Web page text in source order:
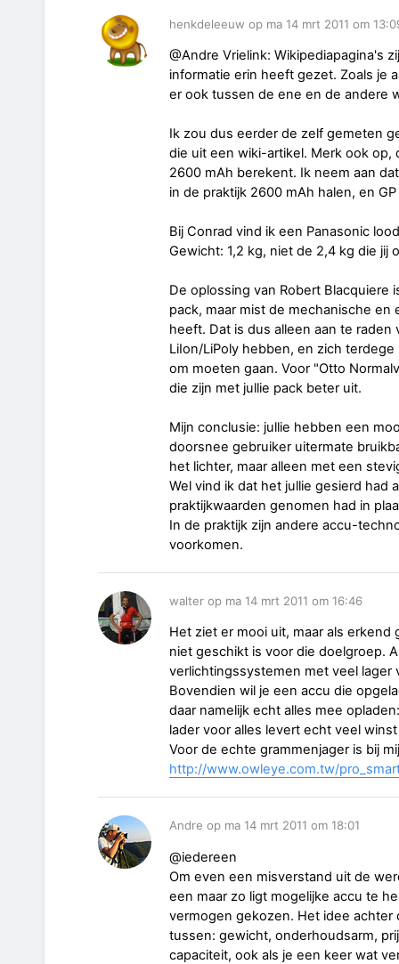
henkdeleeuw op ma 14 mrt 2011 om
@Andre Vrielink: Wikipediapagina's
informatie erin heeft gezet. Zoals je
er ook tussen de ene en de andere
Ik zou dus eerder de zelf gemeten
die uit een wiki-artikel. Merk ook op,
2600 mAh berekent. Ik neem aan
in de praktijk 2600 mAh halen, en
Bij Conrad vind ik een Panasonic
Gewicht: 1,2 kg, niet de 2,4 kg die jij
De oplossing van Robert Blacquiere
pack, maar mist de mechanische
heeft. Dat is dus alleen aan te
LiIon/LiPoly hebben, en zich
om moeten gaan. Voor "Otto
die zijn met jullie pack beter uit.
Mijn conclusie: jullie hebben een
doorsnee gebruiker uitermate
het lichter, maar alleen met een
Wel vind ik dat het jullie gesierd had
praktijkwaarden genomen had in
In de praktijk zijn andere accu-
voorkomen.
walter op ma 14 mrt 2011 om 16:46
Het ziet er mooi uit, maar als
niet geschikt is voor die doelgroep.
verlichtingssystemen met veel lager
Bovendien wil je een accu die
daar namelijk echt alles mee
lader voor alles levert echt veel
Voor de echte grammenjager is bij
http://www.owleye.com.tw/
Andre op ma 14 mrt 2011 om 18:01
@iedereen
Om even een misverstand uit de
een maar zo ligt mogelijke accu te
vermogen gekozen. Het idee
tussen: gewicht, onderhoudsarm,
capaciteit, ook als je een keer wat